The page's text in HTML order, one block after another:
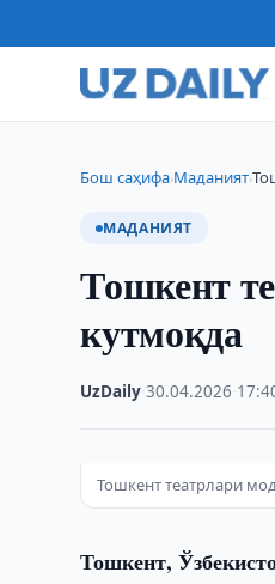
Бош саҳифа›Маданият›
МАДАНИЯТ
Тошкент
кутмоқда
UzDaily ·30.04.2026
Тошкент театрлари
Тошкент,